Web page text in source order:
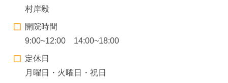
村岸毅
開院時間
9:00~12:00 14:00~18:00
定休日
月曜日・火曜日・祝日